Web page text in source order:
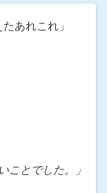
あれこれ」
ことでした。」